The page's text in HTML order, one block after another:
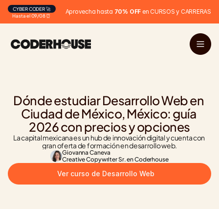
Hasta el 09/08 ⏰
CYBER CODER 🚀 Aprovecha hasta 70% OFF en CURSOS y CARRERAS
Dónde estudiar Desarrollo Web en
Ciudad de México, México: guía
2026 con precios y opciones
La capital mexicana es un hub de innovación digital y cuenta con
gran oferta de formación en desarrollo web.
Giovanna Caneva
Creative Copywriter Sr. en Coderhouse
Ver curso de Desarrollo Web